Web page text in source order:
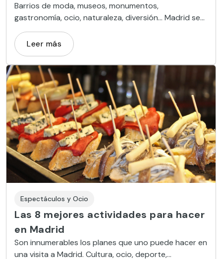
Barrios de moda, museos, monumentos,
gastronomía, ocio, naturaleza, diversión… Madrid se
muestra al visitante hermosa, abierta y hospitalaria
Leer más
Espectáculos y Ocio
Las 8 mejores actividades para hacer
en Madrid
Son innumerables los planes que uno puede hacer en
una visita a Madrid. Cultura, ocio, deporte,